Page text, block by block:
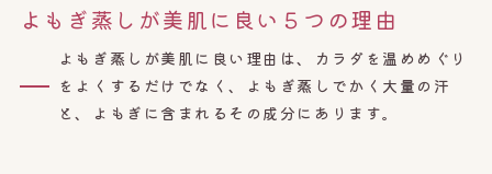
よもぎ蒸しが美肌に良い５つの理由
よもぎ蒸しが美肌に良い理由は、カラダを温めめぐり
をよくするだけでなく、よもぎ蒸しでかく大量の汗
と、よもぎに含まれるその成分にあります。